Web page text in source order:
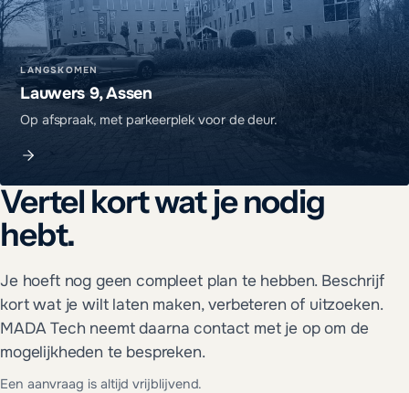
LANGSKOMEN
Lauwers 9, Assen
Op afspraak, met parkeerplek voor de deur.
Vertel kort wat je nodig
hebt.
Je hoeft nog geen compleet plan te hebben. Beschrijf
kort wat je wilt laten maken, verbeteren of uitzoeken.
MADA Tech neemt daarna contact met je op om de
mogelijkheden te bespreken.
Een aanvraag is altijd vrijblijvend.